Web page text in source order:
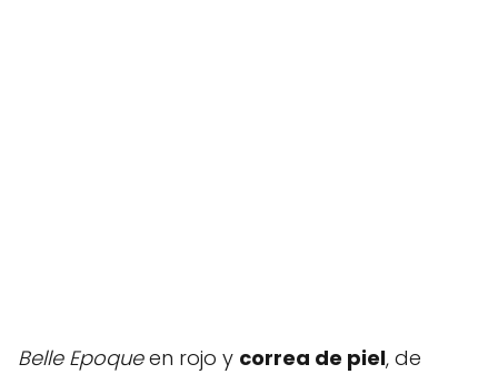
Belle Epoqueen rojo y correa de piel, de